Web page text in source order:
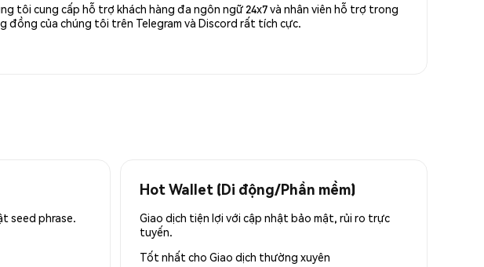
tôi cung cấp hỗ trợ khách hàng đa ngôn ngữ 24x7 và nhân viên hỗ trợ trong
đồng của chúng tôi trên Telegram và Discord rất tích cực.
seed phrase.
Hot Wallet (Di động/Phần mềm)
Giao dịch tiện lợi với cập nhật bảo mật, rủi ro trực
tuyến.
Tốt nhất cho Giao dịch thường xuyên